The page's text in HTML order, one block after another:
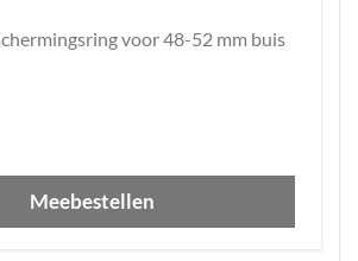
voor 48-52 mm buis
Meebestellen